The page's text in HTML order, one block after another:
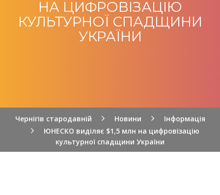
НА ЦИФРОВІЗАЦІЮ
КУЛЬТУРНОЇ СПАДЩИНИ
УКРАЇНИ
Чернігів стародавній Новини
Інформація
ЮНЕСКО виділяє $1,5 млн на цифровізацію
культурної спадщини України